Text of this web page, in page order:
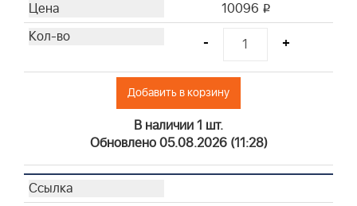
10096 i
- +
Добавить в корзину
В наличии 1 шт.
Обновлено 05.08.2026 (11:28)